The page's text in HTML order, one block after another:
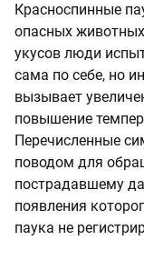
Красноспинные
опасных
укусов люди
сама по себе, но
вызывает
повышение
Перечисленные
поводом для
пострадавшему
появления
паука не